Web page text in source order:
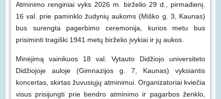
Atminimo renginiai vyks 2026 m. birželio 29 d., pirmadienį.
16 val. prie paminklo žudynių aukoms (Miško g. 3, Kaunas)
bus surengta pagerbimo ceremonija, kurios metu bus
prisiminti tragiški 1941 metų birželio įvykiai ir jų aukos.
Minėjimą vainikuos 18 val. Vytauto Didžiojo universiteto
Didžiojoje auloje (Gimnazijos g. 7, Kaunas) vyksiantis
koncertas, skirtas žuvusiųjų atminimui. Organizatoriai kviečia
visus prisijungti prie bendro atminimo ir pagarbos ženklo,